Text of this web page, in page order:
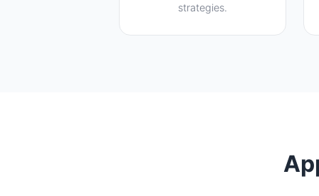
strategies.